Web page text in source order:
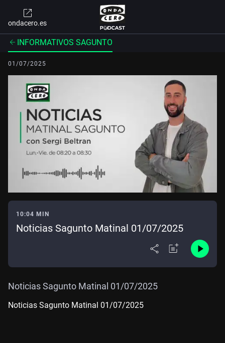
ondacero.es
INFORMATIVOS SAGUNTO
01/07/2025
10:04 MIN
Noticias Sagunto Matinal 01/07/2025
Noticias Sagunto Matinal 01/07/2025
Noticias Sagunto Matinal 01/07/2025